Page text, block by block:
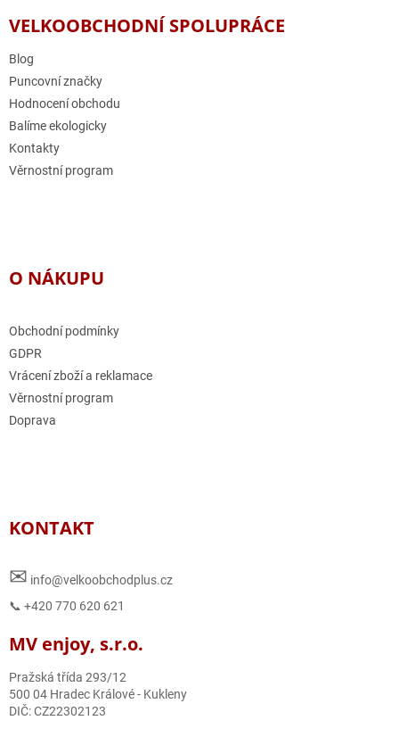
VELKOOBCHODNÍ SPOLUPRÁCE
Blog
Puncovní značky
Hodnocení obchodu
Balíme ekologicky
Kontakty
Věrnostní program
O NÁKUPU
Obchodní podmínky
GDPR
Vrácení zboží a reklamace
Věrnostní program
Doprava
KONTAKT
✉ info@velkoobchodplus.cz
📞 +420 770 620 621
MV enjoy, s.r.o.
Pražská třída 293/12
500 04 Hradec Králové - Kukleny
DIČ: CZ22302123